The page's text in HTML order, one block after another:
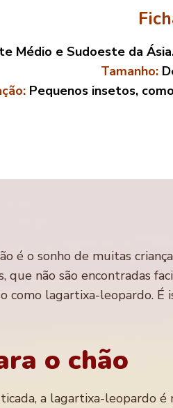
Médio e Sudoeste da
Tamanho:
Pequenos insetos,
é o sonho de muitas
que não são encontradas
como lagartixa-leopardo. É
o chão
a lagartixa-leopardo